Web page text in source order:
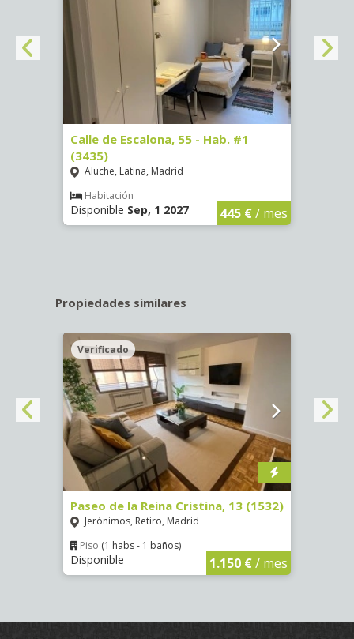
Calle de Escalona, 55 - Hab. #1
(3435)
Aluche, Latina, Madrid
Habitación
Disponible Sep, 1 2027 445 €/ mes
Propiedades similares
Verificado
Paseo de la Reina Cristina, 13 (1532)
Jerónimos, Retiro, Madrid
Piso (1 habs - 1 baños)
Disponible 1.150 €/ mes